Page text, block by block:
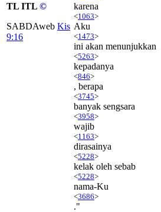
TL ITL ©
SABDAweb Kis
9:16
karena
<1063>
Aku
<1473>
ini akan menunjukkan
<5263>
kepadanya
<846>
, berapa
<3745>
banyak sengsara
<3958>
wajib
<1163>
dirasainya
<5228>
kelak oleh sebab
<5228>
nama-Ku
<3686>
."